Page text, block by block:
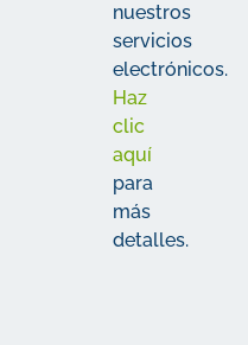
nuestros
servicios
electrónicos.
Haz
clic
aquí
para
más
detalles.